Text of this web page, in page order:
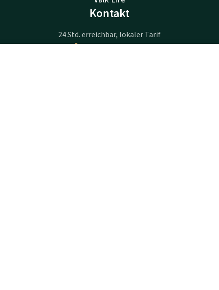
Kontakt
24 Std. erreichbar, lokaler Tarif
+49 39927 - 7670